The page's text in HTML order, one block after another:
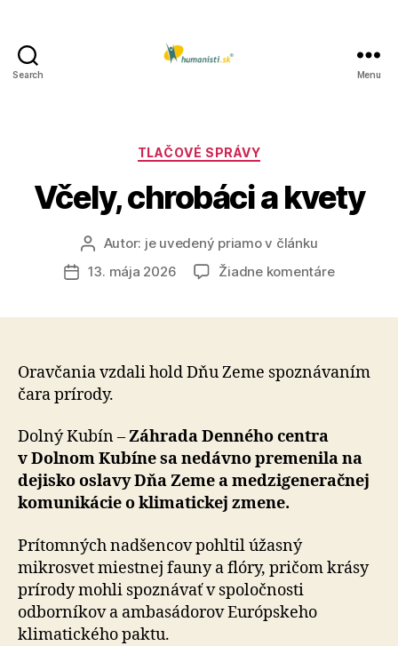
Search Menu
Kategórie
TLAČOVÉ SPRÁVY
Včely, chrobáci a kvety
Autor
článku
Autor: je uvedený priamo v článku
Dátum
13. mája 2026 Žiadne komentárena
Oravčania vzdali hold Dňu Zeme spoznávaním
čara prí­ro­dy.
Dolný Kubín –Záhrada Denného centra
v Dolnom Ku­bí­ne sa nedávno premenila na
dejisko oslavy Dňa Ze­me a medzigeneračnej
komunikácie o klimatickej zme­ne.
Prítomných nadšencov pohltil úžasný
mikrosvet miestnej fauny a flóry, pričom krásy
prírody mohli spoznávať v spoločnosti
odborníkov a ambasádorov Európskeho
klimatického paktu.